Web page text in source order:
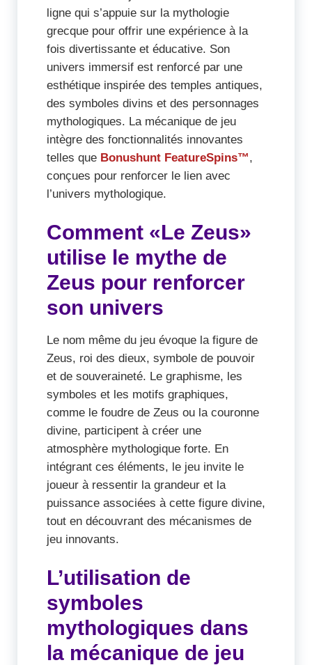
ligne qui s’appuie sur la mythologie
grecque pour offrir une expérience à la
fois divertissante et éducative. Son
univers immersif est renforcé par une
esthétique inspirée des temples antiques,
des symboles divins et des personnages
mythologiques. La mécanique de jeu
intègre des fonctionnalités innovantes
telles que Bonushunt FeatureSpins™,
conçues pour renforcer le lien avec
l’univers mythologique.
Comment «Le Zeus»
utilise le mythe de
Zeus pour renforcer
son univers
Le nom même du jeu évoque la figure de
Zeus, roi des dieux, symbole de pouvoir
et de souveraineté. Le graphisme, les
symboles et les motifs graphiques,
comme le foudre de Zeus ou la couronne
divine, participent à créer une
atmosphère mythologique forte. En
intégrant ces éléments, le jeu invite le
joueur à ressentir la grandeur et la
puissance associées à cette figure divine,
tout en découvrant des mécanismes de
jeu innovants.
L’utilisation de
symboles
mythologiques dans
la mécanique de jeu